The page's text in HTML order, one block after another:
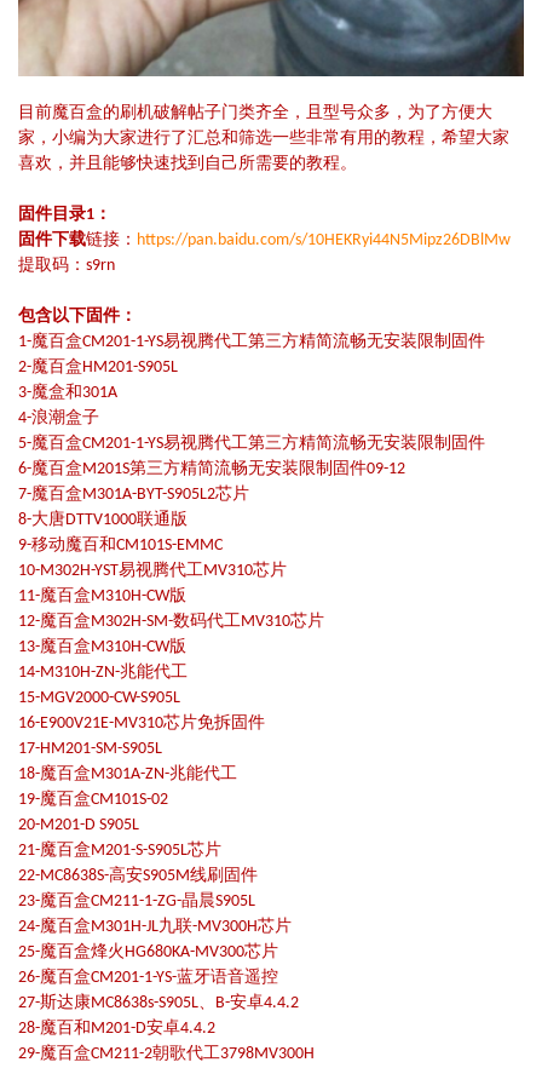
目前魔百盒的刷机破解帖子门类齐全，且型号众多，为了方便大
家，小编为大家进行了汇总和筛选一些非常有用的教程，希望大家
喜欢，并且能够快速找到自己所需要的教程。
固件目录1：
固件下载链接： https://pan.baidu.com/s/10HEKRyi44N5Mipz26DBlMw
提取码：s9rn
包含以下固件：
1-魔百盒CM201-1-YS易视腾代工第三方精简流畅无安装限制固件
2-魔百盒HM201-S905L
3-魔盒和301A
4-浪潮盒子
5-魔百盒CM201-1-YS易视腾代工第三方精简流畅无安装限制固件
6-魔百盒M201S第三方精简流畅无安装限制固件09-12
7-魔百盒M301A-BYT-S905L2芯片
8-大唐DTTV1000联通版
9-移动魔百和CM101S-EMMC
10-M302H-YST易视腾代工MV310芯片
11-魔百盒M310H-CW版
12-魔百盒M302H-SM-数码代工MV310芯片
13-魔百盒M310H-CW版
14-M310H-ZN-兆能代工
15-MGV2000-CW-S905L
16-E900V21E-MV310芯片免拆固件
17-HM201-SM-S905L
18-魔百盒M301A-ZN-兆能代工
19-魔百盒CM101S-02
20-M201-D S905L
21-魔百盒M201-S-S905L芯片
22-MC8638S-高安S905M线刷固件
23-魔百盒CM211-1-ZG-晶晨S905L
24-魔百盒M301H-JL九联-MV300H芯片
25-魔百盒烽火HG680KA-MV300芯片
26-魔百盒CM201-1-YS-蓝牙语音遥控
27-斯达康MC8638s-S905L、B-安卓4.4.2
28-魔百和M201-D安卓4.4.2
29-魔百盒CM211-2朝歌代工3798MV300H